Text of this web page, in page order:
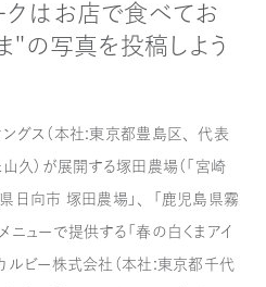
はお店で食べてお
"の写真を投稿しよう
グス（本社：東京都豊島区、代表
久）が展開する塚田農場（「宮崎
日向市 塚田農場」、「鹿児島県霧
ニューで提供する「春の白くまアイ
ルビー株式会社（本社：東京都千代